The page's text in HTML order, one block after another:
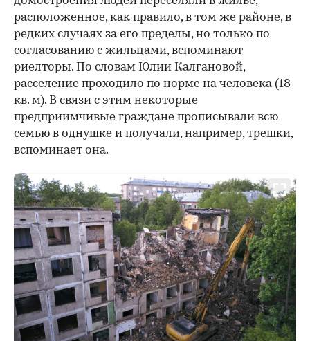
расположенное, как правило, в том же районе, в
редких случаях за его пределы, но только по
согласованию с жильцами, вспоминают
риелторы. По словам Юлии Калгановой,
расселение проходило по норме на человека (18
кв. м). В связи с этим некоторые
предприимчивые граждане прописывали всю
семью в однушке и получали, например, трешки,
вспоминает она.